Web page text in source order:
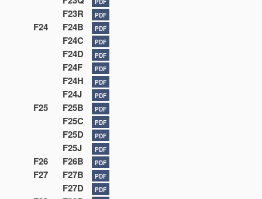
PDF
F23R PDF
F24 F24B PDF
F24C PDF
F24D PDF
F24F PDF
F24H PDF
F24J PDF
F25 F25B PDF
F25C PDF
F25D PDF
F25J PDF
F26 F26B PDF
F27 F27B PDF
F27D PDF